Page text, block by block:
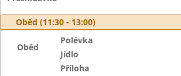
Oběd (11:30 - 13:00)
Oběd
Polévka
Jídlo
Příloha